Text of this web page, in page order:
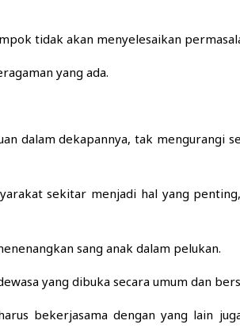
tidak akan menyelesaikan
yang ada.
dalam dekapannya, tak mengurangi
sekitar menjadi hal yang
sang anak dalam pelukan.
yang dibuka secara umum dan
bekerjasama dengan yang lain